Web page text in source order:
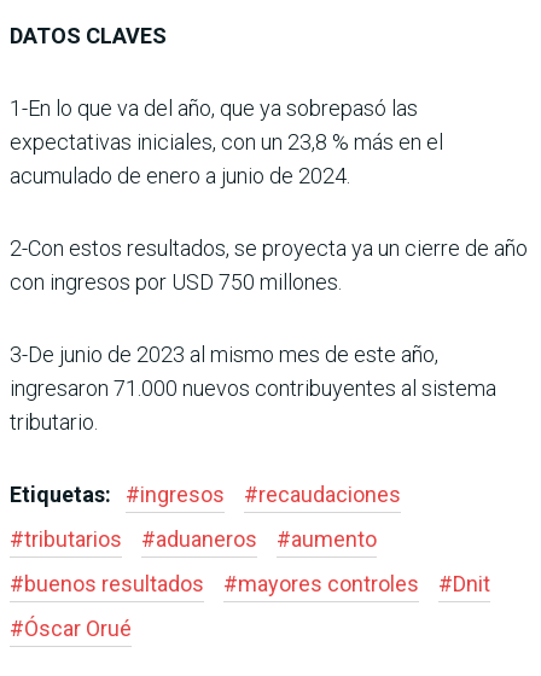
DATOS CLAVES
1-En lo que va del año, que ya sobrepasó las
expectativas iniciales, con un 23,8 % más en el
acumulado de enero a junio de 2024.
2-Con estos resultados, se proyecta ya un cierre de año
con ingresos por USD 750 millones.
3-De junio de 2023 al mismo mes de este año,
ingresaron 71.000 nuevos contribuyentes al sistema
tributario.
Etiquetas: #ingresos #recaudaciones
#tributarios #aduaneros #aumento
#buenos resultados #mayores controles #Dnit
#Óscar Orué